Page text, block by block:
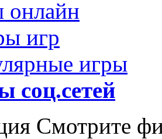
онлайн
игр
игры
соц.сетей
Смотрите